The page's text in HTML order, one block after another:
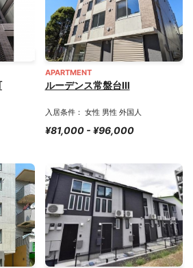
APARTMENT
ルーデンス常盤台Ⅲ
入居条件： 女性 男性 外国人
¥81,000 - ¥96,000